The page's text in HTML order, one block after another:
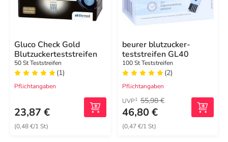
Gluco Check Gold
Blutzuckerteststreifen
50 St Teststreifen
(1)
Pflichtangaben
23,87 €
(0,48 €/1 St)
beurer blutzucker-
teststreifen GL40
100 St Teststreifen
(2)
Pflichtangaben
UVP1 55,98 €
46,80 €
(0,47 €/1 St)